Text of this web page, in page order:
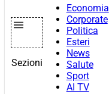
Sezioni
Economia
Corporate
Politica
Esteri
News
Salute
Sport
AI TV